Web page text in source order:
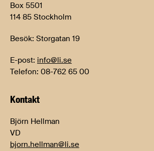
Box 5501
114 85 Stockholm
Besök: Storgatan 19
E-post: info@li.se
Telefon: 08-762 65 00
Kontakt
Björn Hellman
VD
bjorn.hellman@li.se